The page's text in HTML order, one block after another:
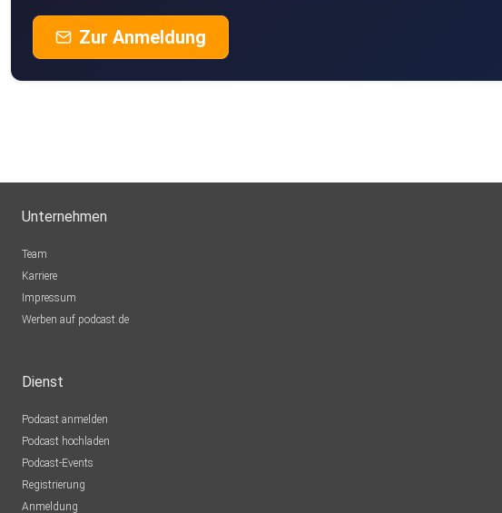
vitweb
Netphen
Fun3121
Zur Anmeldung
Unternehmen
Team
Karriere
Impressum
Werben auf podcast.de
Dienst
Podcast anmelden
Podcast hochladen
Podcast-Events
Registrierung
Anmeldung